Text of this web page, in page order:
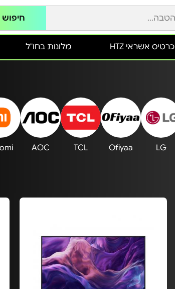
חיפוש
מלונות בחו"ל כרטיס אשראי HTZ
LG
Ofiyaa
TCL
AOC